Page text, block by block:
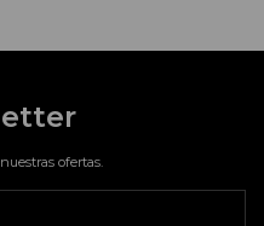
ofertas.